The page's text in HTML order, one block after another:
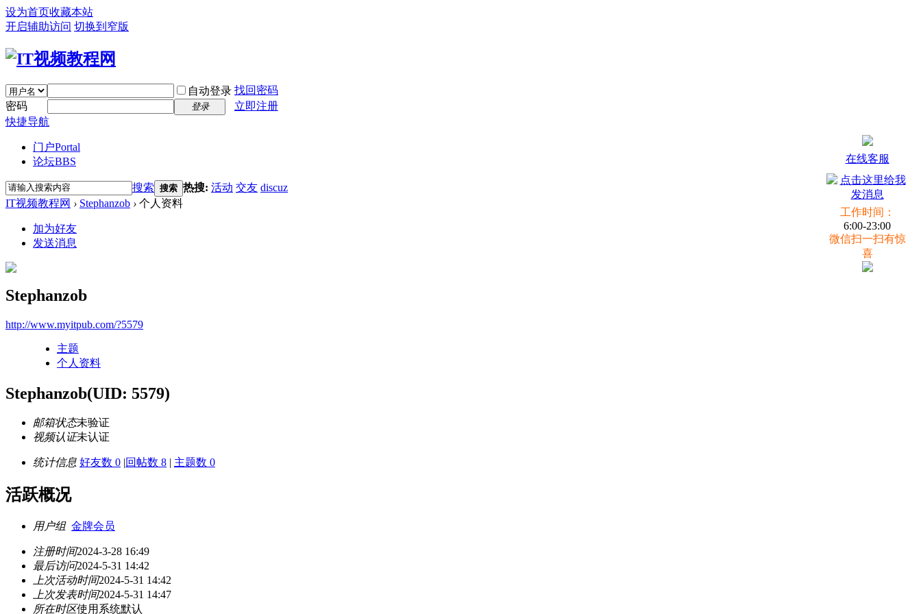
设为首页收藏本站
开启辅助访问 切换到窄版
自动登录 找回密码
密码
登录
立即注册
快捷导航
门户Portal
论坛BBS
搜索 搜索 热搜: 活动 交友 discuz
IT视频教程网 › Stephanzob › 个人资料
加为好友
发送消息
Stephanzob
http://www.myitpub.com/?5579
主题
个人资料
Stephanzob(UID: 5579)
邮箱状态未验证
视频认证未认证
统计信息 好友数 0 |回帖数 8 | 主题数 0
活跃概况
用户组 金牌会员
注册时间2024-3-28 16:49
最后访问2024-5-31 14:42
上次活动时间2024-5-31 14:42
上次发表时间2024-5-31 14:47
所在时区使用系统默认
在线客服
工作时间：
6:00-23:00
微信扫一扫有惊
喜